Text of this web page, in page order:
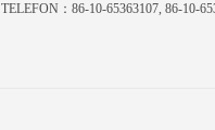
TELEFON：86-10-65363107, 86-10-